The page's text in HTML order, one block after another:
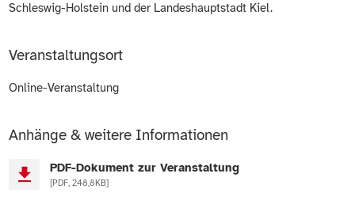
Schleswig-Holstein und der Landeshauptstadt Kiel.
Veranstaltungsort
Online-Veranstaltung
Anhänge & weitere Informationen
PDF-Dokument zur Veranstaltung
[PDF, 248,8KB]